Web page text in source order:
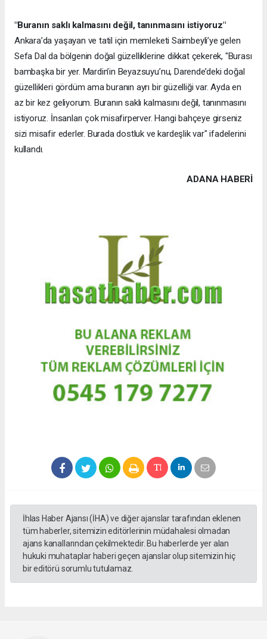
"Buranın saklı kalmasını değil, tanınmasını istiyoruz"
Ankara’da yaşayan ve tatil için memleketi Saimbeyli’ye gelen
Sefa Dal da bölgenin doğal güzelliklerine dikkat çekerek, "Burası
bambaşka bir yer. Mardin’in Beyazsuyu’nu, Darende’deki doğal
güzellikleri gördüm ama buranın ayrı bir güzelliği var. Ayda en
az bir kez geliyorum. Buranın saklı kalmasını değil, tanınmasını
istiyoruz. İnsanları çok misafirperver. Hangi bahçeye girseniz
sizi misafir ederler. Burada dostluk ve kardeşlik var" ifadelerini
kullandı.
ADANA HABERİ
İhlas Haber Ajansı (İHA) ve diğer ajanslar tarafından eklenen
tüm haberler, sitemizin editörlerinin müdahalesi olmadan
ajans kanallarından çekilmektedir. Bu haberlerde yer alan
hukuki muhataplar haberi geçen ajanslar olup sitemizin hiç
bir editörü sorumlu tutulamaz.